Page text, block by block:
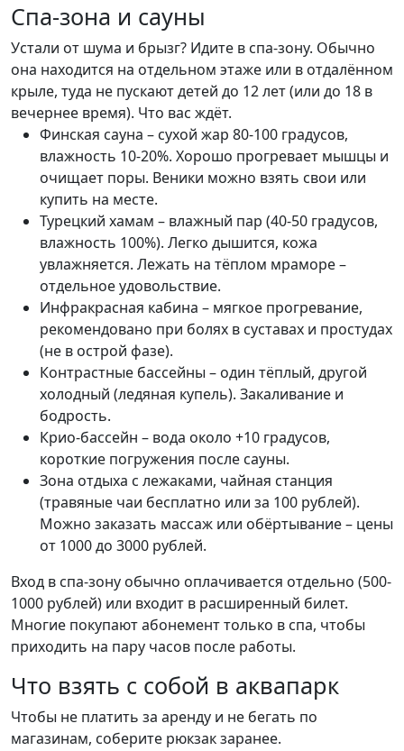
Спа-зона и сауны
Устали от шума и брызг? Идите в спа-зону. Обычно
она находится на отдельном этаже или в отдалённом
крыле, туда не пускают детей до 12 лет (или до 18 в
вечернее время). Что вас ждёт.
Финская сауна – сухой жар 80-100 градусов,
влажность 10-20%. Хорошо прогревает мышцы и
очищает поры. Веники можно взять свои или
купить на месте.
Турецкий хамам – влажный пар (40-50 градусов,
влажность 100%). Легко дышится, кожа
увлажняется. Лежать на тёплом мраморе –
отдельное удовольствие.
Инфракрасная кабина – мягкое прогревание,
рекомендовано при болях в суставах и простудах
(не в острой фазе).
Контрастные бассейны – один тёплый, другой
холодный (ледяная купель). Закаливание и
бодрость.
Крио-бассейн – вода около +10 градусов,
короткие погружения после сауны.
Зона отдыха с лежаками, чайная станция
(травяные чаи бесплатно или за 100 рублей).
Можно заказать массаж или обёртывание – цены
от 1000 до 3000 рублей.
Вход в спа-зону обычно оплачивается отдельно (500-
1000 рублей) или входит в расширенный билет.
Многие покупают абонемент только в спа, чтобы
приходить на пару часов после работы.
Что взять с собой в аквапарк
Чтобы не платить за аренду и не бегать по
магазинам, соберите рюкзак заранее.